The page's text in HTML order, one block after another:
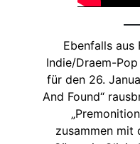
Ebenfalls
Indie/Draem-
für den 26.
And Found“
zusammen mit